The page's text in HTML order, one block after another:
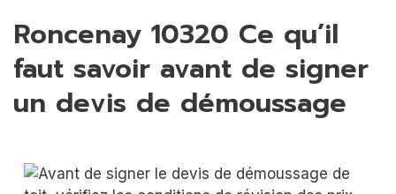
Roncenay 10320 Ce qu’il
faut savoir avant de signer
un devis de démoussage